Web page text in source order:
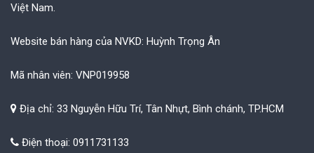
Việt Nam.
Website bán hàng của NVKD: Huỳnh Trọng Ân
Mã nhân viên: VNP019958
Địa chỉ: 33 Nguyễn Hữu Trí, Tân Nhựt, Bình chánh, TP.HCM
Điện thoại: 0911731133